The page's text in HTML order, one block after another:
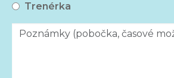
Trenérka